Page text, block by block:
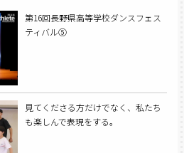
第16回長野県高等学校ダンスフェス
ティバル⑤
見てくださる方だけでなく、私たち
も楽しんで表現をする。